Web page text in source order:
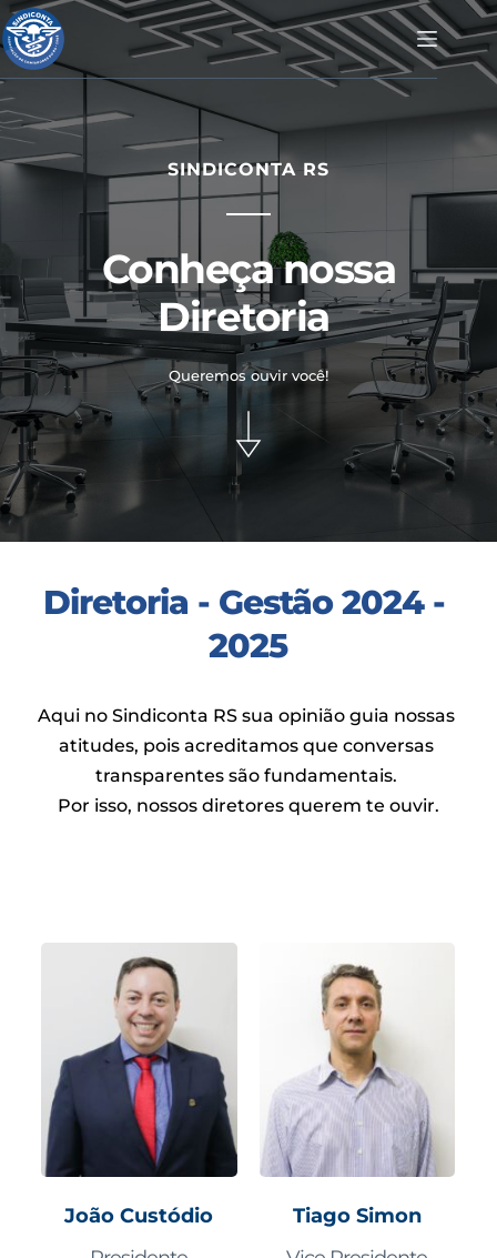
Pular
para
o
conteúdo
SINDICONTA RS
Conheça nossa
Diretoria
Queremos ouvir você!
Diretoria - Gestão 2024 -
2025
Aqui no Sindiconta RS sua opinião guia nossas
atitudes, pois acreditamos que conversas
transparentes são fundamentais.
Por isso, nossos diretores querem te ouvir.
João Custódio
Tiago Simon